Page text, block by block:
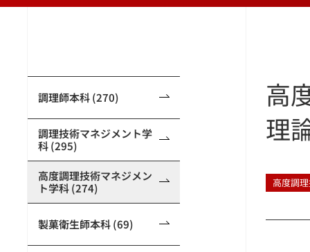
調理師本科 (270)
調理技術マネジメント学
科 (295)
高度調理技術マネジメン
ト学科 (274)
製菓衛生師本科 (69)
高
理
高度調